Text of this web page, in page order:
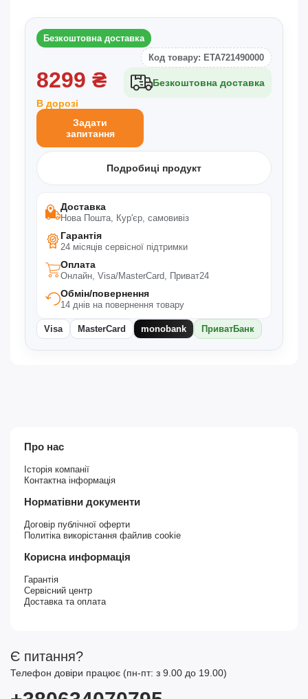
Безкоштовна доставка
Код товару: ETA721490000
8299 ₴
Безкоштовна доставка
В дорозі
Задати
запитання
Подробиці продукт
Доставка
Нова Пошта, Кур'єр, самовивіз
Гарантія
24 місяців сервісної підтримки
Оплата
Онлайн, Visa/MasterCard, Приват24
Обмін/повернення
14 днів на повернення товару
Visa MasterCard monobank ПриватБанк
Про нас
Історія компанії
Контактна інформація
Норматівни документи
Договір публічної оферти
Политіка викорістання файлив cookie
Корисна информація
Гарантія
Сервісний центр
Доставка та оплата
Є питання?
Телефон довіри працює (пн-пт: з 9.00 до 19.00)